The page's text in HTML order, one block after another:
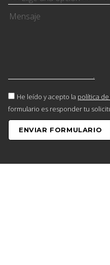
He leído y acepto la política
formulario es responder tu
ENVIAR FORMULARIO